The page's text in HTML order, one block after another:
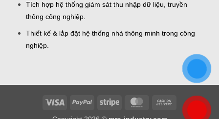
Tích hợp hệ thống giám sát thu nhập dữ liệu, truyền
thông công nghiệp.
Thiết kế & lắp đặt hệ thống nhà thông minh trong công
nghiệp.
Visa PayPal Stripe MasterCardCash
On